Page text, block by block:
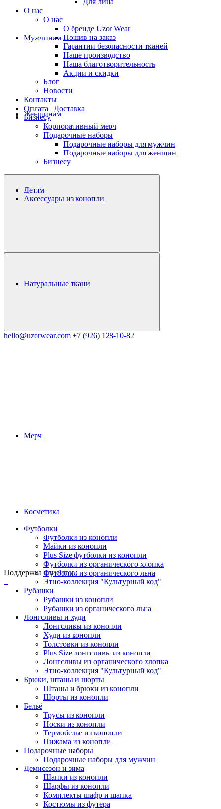
Для лица
О нас
О нас
О бренде Uzor Wear
Пошив на заказ
Гарантии безопасности тканей
Наше производство
Наша благотворительность
Акции и скидки
Блог
Новости
Контакты
Оплата | Доставка
Бизнесу
Корпоративный мерч
Подарочные наборы
Подарочные наборы для мужчин
Подарочные наборы для женщин
Бизнесу
hello@uzorwear.com +7 (926) 128-10-82
Поддержка клиентов:
Мужчинам
Женщинам
Детям
Аксессуары из конопли
Натуральные ткани
Мерч
Косметика
Футболки
Футболки из конопли
Майки из конопли
Plus Size футболки из конопли
Футболки из органического хлопка
Футболки из органического льна
Этно-коллекция "Культурный код"
Рубашки
Рубашки из конопли
Рубашки из органического льна
Лонгсливы и худи
Лонгсливы из конопли
Худи из конопли
Толстовки из конопли
Plus Size лонгсливы из конопли
Лонгсливы из органического хлопка
Этно-коллекция "Культурный код"
Брюки, штаны и шорты
Штаны и брюки из конопли
Шорты из конопли
Бельё
Трусы из конопли
Носки из конопли
Термобелье из конопли
Пижама из конопли
Подарочные наборы
Подарочные наборы для мужчин
Демисезон и зима
Шапки из конопли
Шарфы из конопли
Комплекты шафр и шапка
Костюмы из футера